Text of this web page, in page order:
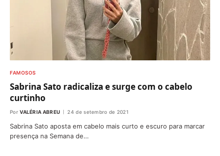
FAMOSOS
Sabrina Sato radicaliza e surge com o cabelo
curtinho
Por VALÉRIA ABREU 24 de setembro de 2021
Sabrina Sato aposta em cabelo mais curto e escuro para marcar
presença na Semana de…